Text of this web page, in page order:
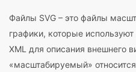
Файлы SVG – это файлы
графики, которые
XML для описания внешнего
«масштабируемый»